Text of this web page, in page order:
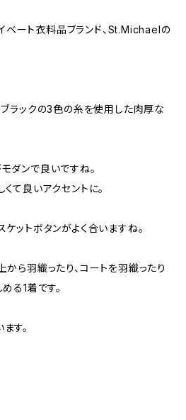
ベート衣料品ブランド、St.Michaelの
ブラックの3色の糸を使用した肉厚な
ダンで良いですね。
て良いアクセントに。
ットボタンがよく合いますね。
から羽織ったり、コートを羽織ったり
る1着です。
す。